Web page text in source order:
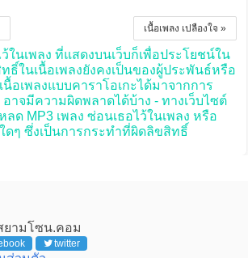
เนื้อเพลง เปลืองใจ »
ว้ในเพลง ที่แสดงบนเว็บก็เพื่อประโยชน์ใน
ธิ์ในเนื้อเพลงยังคงเป็นของผู้ประพันธ์หรือ
นื้อเพลงแบบคาราโอเกะได้มาจากการ
าจมีความผิดพลาดได้บ้าง - ทางเว็บไซต์
ด MP3 เพลง ซ่อนเธอไว้ในเพลง หรือ
ดๆ ซึ่งเป็นการกระทำที่ผิดลิขสิทธิ์
ยามโซน.คอม
twitter